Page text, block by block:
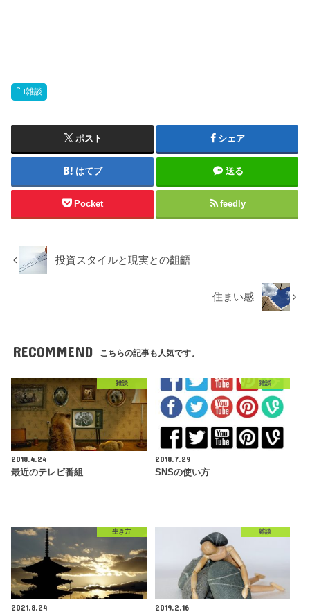
雑談
ポスト シェア
はてブ 送る
Pocket feedly
投資スタイルと現実との齟齬
住まい感
RECOMMEND こちらの記事も人気です。
雑談
2018.4.24
最近のテレビ番組
雑談
2018.7.29
SNSの使い方
生き方
2021.8.24
雑談
2019.2.16